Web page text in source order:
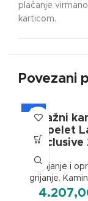
plaćanje
karticom.
Povezani
A+
Etažni
pelet
Exclusive
Grijanje i
grijanje,